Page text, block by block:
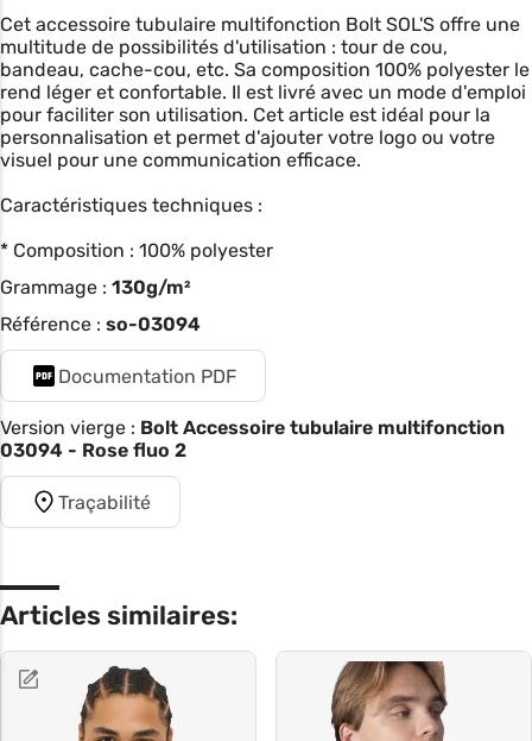
Cet accessoire tubulaire multifonction Bolt SOL'S offre une
multitude de possibilités d'utilisation : tour de cou,
bandeau, cache-cou, etc. Sa composition 100% polyester le
rend léger et confortable. Il est livré avec un mode d'emploi
pour faciliter son utilisation. Cet article est idéal pour la
personnalisation et permet d'ajouter votre logo ou votre
visuel pour une communication efficace.
Caractéristiques techniques :
* Composition : 100% polyester
Grammage : 130g/m²
Référence : so-03094
Documentation PDF
Version vierge : Bolt Accessoire tubulaire multifonction
03094 - Rose fluo 2
Traçabilité
Articles similaires: